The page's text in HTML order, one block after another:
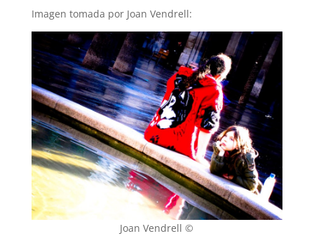
Imagen tomada por Joan Vendrell:
Joan Vendrell ©